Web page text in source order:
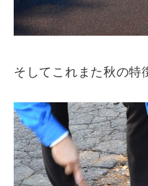
そしてこれまた秋の特